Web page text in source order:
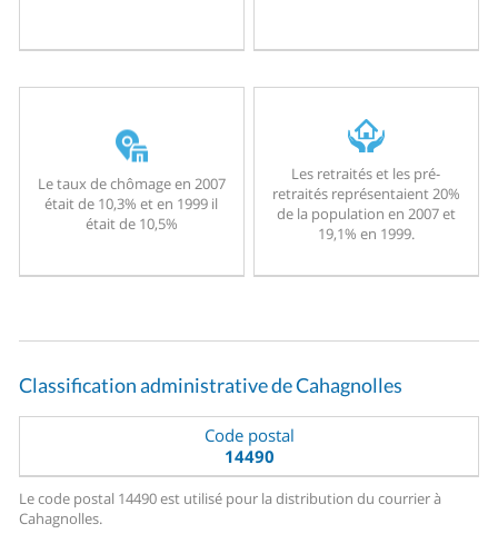
Le taux de chômage en 2007
était de 10,3% et en 1999 il
était de 10,5%
Les retraités et les pré-
retraités représentaient 20%
de la population en 2007 et
19,1% en 1999.
Classification administrative de Cahagnolles
Code postal
14490
Le code postal 14490 est utilisé pour la distribution du courrier à
Cahagnolles.